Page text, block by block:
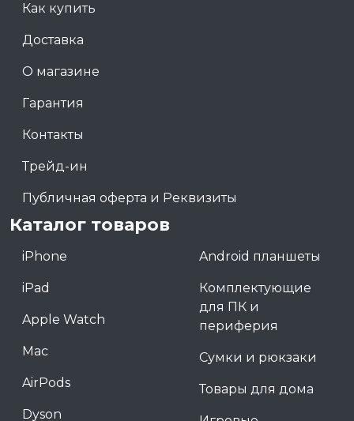
Как купить
Доставка
О магазине
Гарантия
Контакты
Трейд-ин
Публичная оферта и Реквизиты
Каталог товаров
iPhone
iPad
Apple Watch
Mac
AirPods
Dyson
Android планшеты
Комплектующие
для ПК и
периферия
Сумки и рюкзаки
Товары для дома